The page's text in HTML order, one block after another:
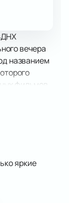
вечера
названием
фильмов
яркие